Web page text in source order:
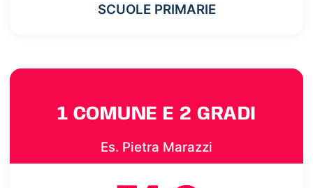
SCUOLE PRIMARIE
1 COMUNE E 2 GRADI
Es. Pietra Marazzi